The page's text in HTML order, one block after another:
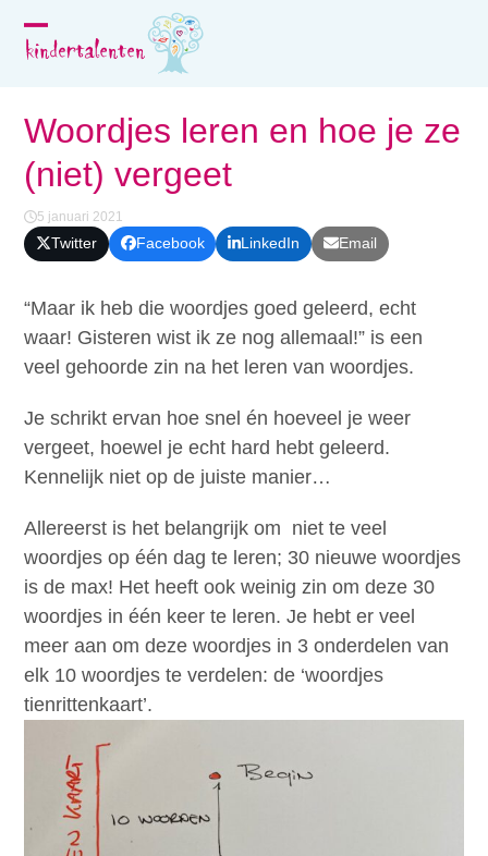
Open
menu
Close
menu
Woordjes leren en hoe je ze
(niet) vergeet
5 januari 2021
Twitter Facebook LinkedIn Email
“Maar ik heb die woordjes goed geleerd, echt
waar! Gisteren wist ik ze nog allemaal!” is een
veel gehoorde zin na het leren van woordjes.
Je schrikt ervan hoe snel én hoeveel je weer
vergeet, hoewel je echt hard hebt geleerd.
Kennelijk niet op de juiste manier…
Allereerst is het belangrijk om niet te veel
woordjes op één dag te leren; 30 nieuwe woordjes
is de max! Het heeft ook weinig zin om deze 30
woordjes in één keer te leren. Je hebt er veel
meer aan om deze woordjes in 3 onderdelen van
elk 10 woordjes te verdelen: de ‘woordjes
tienrittenkaart’.